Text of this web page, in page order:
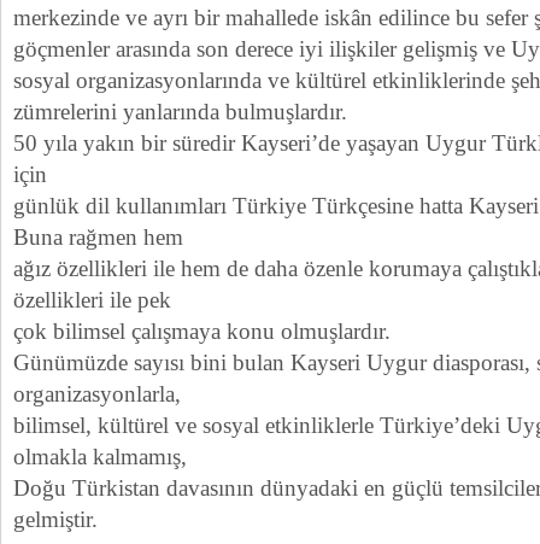
merkezinde ve ayrı bir mahallede iskân edilince bu
göçmenler arasında son derece iyi ilişkiler gelişmiş ve
sosyal organizasyonlarında ve kültürel etkinliklerinde
zümrelerini yanlarında bulmuşlardır.
50 yıla yakın bir süredir Kayseri’de yaşayan Uygur
için
günlük dil kullanımları Türkiye Türkçesine hatta Kayseri
Buna rağmen hem
ağız özellikleri ile hem de daha özenle korumaya
özellikleri ile pek
çok bilimsel çalışmaya konu olmuşlardır.
Günümüzde sayısı bini bulan Kayseri Uygur
organizasyonlarla,
bilimsel, kültürel ve sosyal etkinliklerle Türkiye’deki
olmakla kalmamış,
Doğu Türkistan davasının dünyadaki en güçlü
gelmiştir.